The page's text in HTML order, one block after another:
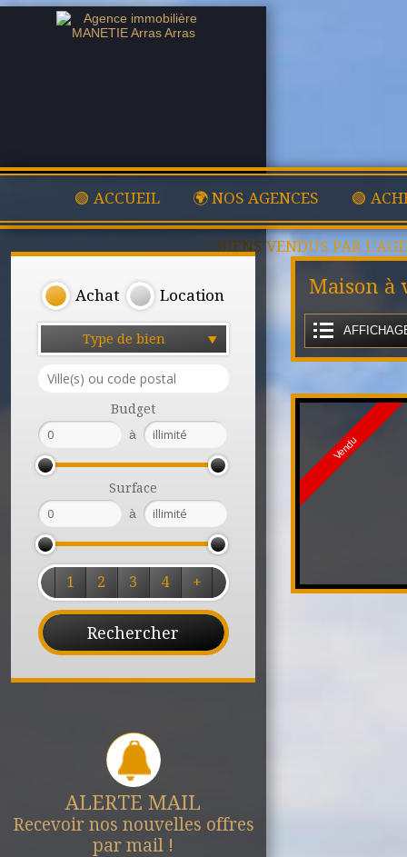
🟢 ACCUEIL 🌍 NOS AGENCES 🟢
✅ BIENS VENDUS PAR
Achat Location
Type de bien
Budget
à
Surface
à
1 2 3 4 +
ALERTE MAIL
Recevoir nos nouvelles offres
par mail !
Maison à
Vendu